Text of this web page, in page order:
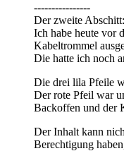
----------------
Der zweite Abschitt:
Ich habe heute vor
Kabeltrommel
Die hatte ich noch
Die drei lila Pfeile
Der rote Pfeil war
Backoffen und der
Der Inhalt kann
Berechtigung